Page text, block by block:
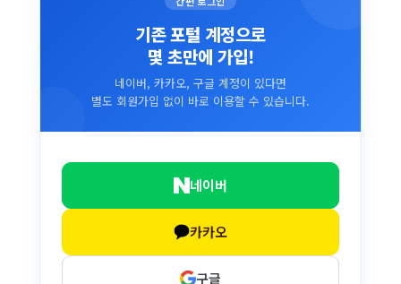
기존 포털 계정으로
몇 초만에 가입!
네이버, 카카오, 구글 계정이 있다면
별도 회원가입 없이 바로 이용할 수 있습니다.
네이버
카카오
구글